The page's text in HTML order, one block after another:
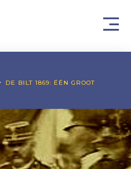
DE BILT 1869: ÉÉN GROOT